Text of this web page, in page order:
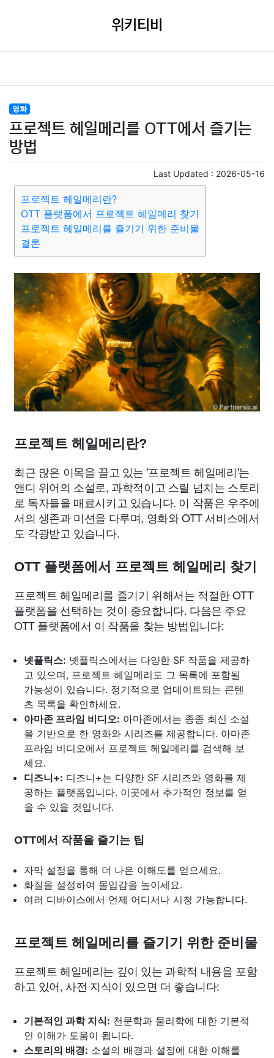
위키티비
영화
프로젝트 헤일메리를 OTT에서 즐기는
방법
Last Updated : 2026-05-16
프로젝트 헤일메리란?
OTT 플랫폼에서 프로젝트 헤일메리 찾기
프로젝트 헤일메리를 즐기기 위한 준비물
결론
프로젝트 헤일메리란?
최근 많은 이목을 끌고 있는 '프로젝트 헤일메리'는
앤디 위어의 소설로, 과학적이고 스릴 넘치는 스토리
로 독자들을 매료시키고 있습니다. 이 작품은 우주에
서의 생존과 미션을 다루며, 영화와 OTT 서비스에서
도 각광받고 있습니다.
OTT 플랫폼에서 프로젝트 헤일메리 찾기
프로젝트 헤일메리를 즐기기 위해서는 적절한 OTT
플랫폼을 선택하는 것이 중요합니다. 다음은 주요
OTT 플랫폼에서 이 작품을 찾는 방법입니다:
넷플릭스: 넷플릭스에서는 다양한 SF 작품을 제공하
고 있으며, 프로젝트 헤일메리도 그 목록에 포함될
가능성이 있습니다. 정기적으로 업데이트되는 콘텐
츠 목록을 확인하세요.
아마존 프라임 비디오: 아마존에서는 종종 최신 소설
을 기반으로 한 영화와 시리즈를 제공합니다. 아마존
프라임 비디오에서 프로젝트 헤일메리를 검색해 보
세요.
디즈니+: 디즈니+는 다양한 SF 시리즈와 영화를 제
공하는 플랫폼입니다. 이곳에서 추가적인 정보를 얻
을 수 있을 것입니다.
OTT에서 작품을 즐기는 팁
자막 설정을 통해 더 나은 이해도를 얻으세요.
화질을 설정하여 몰입감을 높이세요.
여러 디바이스에서 언제 어디서나 시청 가능합니다.
프로젝트 헤일메리를 즐기기 위한 준비물
프로젝트 헤일메리는 깊이 있는 과학적 내용을 포함
하고 있어, 사전 지식이 있으면 더 좋습니다:
기본적인 과학 지식: 천문학과 물리학에 대한 기본적
인 이해가 도움이 됩니다.
스토리의 배경: 소설의 배경과 설정에 대한 이해를